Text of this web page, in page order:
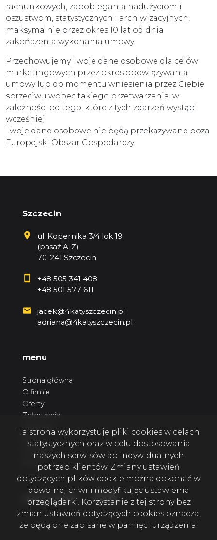
rachunkowych, zapobiegania nadużyciom i
oszustwom, statystycznych i archiwizacyjnych,
maksymalnie przez okres 10 lat od dnia
zakończenia wykonania umowy.
Przechowujemy Twoje dane osobowe dla celów
marketingowych przez okres obowiązywania
umowy lub do momentu wniesienia przez Ciebie
sprzeciwu wobec takiego przetwarzania, w
zależności od tego, które z tych zdarzeń wystąpi
wcześniej.
Twoje dane osobowe nie będą przekazywane poza
Europejski Obszar Gospodarczy.
Szczecin
ul. Kopernika 3/4 lok.19
(pasaż A-Z)
70-241 Szczecin
+48 505 341 408
+48 501 577 611
jacek@4katyszczecin.pl
adriana@4katyszczecin.pl
menu
Strona główna
O firmie
Oferty
Zgłoszenia
Kontakt
social media Facebook
Facebook
Facebook
Ta strona wykorzystuje pliki cookies w celach
statystycznych oraz w celu dostosowania
naszych serwisów do indywidualnych
potrzeb klientów. Zmiany ustawień
dotyczących plików cookie można dokonać w
dowolnej chwili modyfikując ustawienia
przeglądarki. Korzystanie z tej strony bez
zmian ustawień dotyczących cookies oznacza,
że będą one zapisane w pamięci urządzenia.